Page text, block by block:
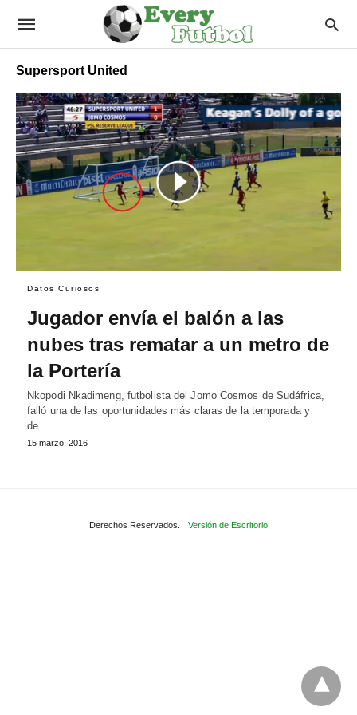
Supersport United
Datos Curiosos
Jugador envía el balón a las
nubes tras rematar a un metro de
la Portería
Nkopodi Nkadimeng, futbolista del Jomo Cosmos de Sudáfrica,
falló una de las oportunidades más claras de la temporada y
de…
15 marzo, 2016
Derechos Reservados. Versión de Escritorio